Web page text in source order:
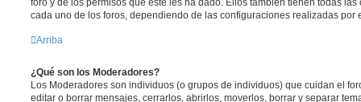
cada uno de los foros, dependiendo de las configuraciones realizadas por
Arriba
¿Qué son los Moderadores?
Los Moderadores son individuos (o grupos de individuos) que cuidan el
editar o borrar mensajes, cerrarlos, abrirlos, moverlos, borrar y separar